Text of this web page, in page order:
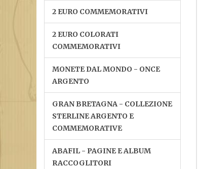
2 EURO COMMEMORATIVI
2 EURO COLORATI
COMMEMORATIVI
MONETE DAL MONDO - ONCE
ARGENTO
GRAN BRETAGNA - COLLEZIONE
STERLINE ARGENTO E
COMMEMORATIVE
ABAFIL - PAGINE E ALBUM
RACCOGLITORI